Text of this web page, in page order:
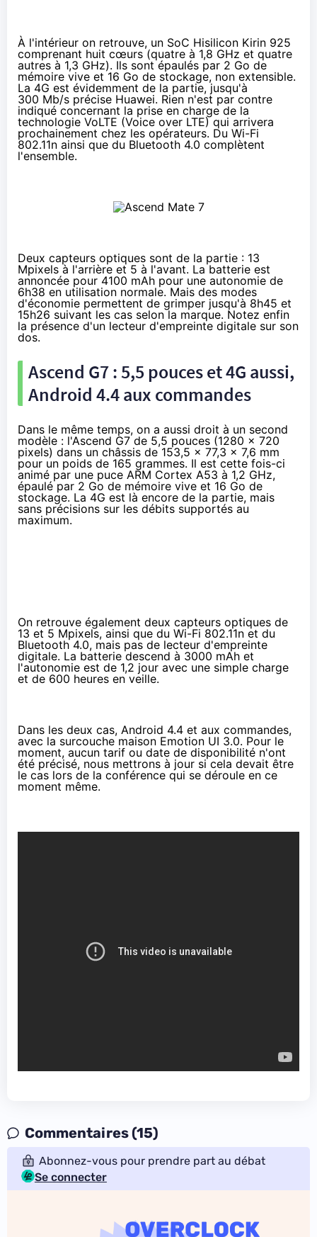
À l'intérieur on retrouve, un SoC Hisilicon Kirin 925
comprenant huit cœurs (quatre à 1,8 GHz et quatre
autres à 1,3 GHz). Ils sont épaulés par 2 Go de
mémoire vive et 16 Go de stockage, non extensible.
La 4G est évidemment de la partie, jusqu'à
300 Mb/s précise Huawei. Rien n'est par contre
indiqué concernant la prise en charge de la
technologie VoLTE (Voice over LTE) qui arrivera
prochainement chez les opérateurs. Du Wi-Fi
802.11n ainsi que du Bluetooth 4.0 complètent
l'ensemble.
Deux capteurs optiques sont de la partie : 13
Mpixels à l'arrière et 5 à l'avant. La batterie est
annoncée pour 4100 mAh pour une autonomie de
6h38 en utilisation normale. Mais des modes
d'économie permettent de grimper jusqu'à 8h45 et
15h26 suivant les cas selon la marque. Notez enfin
la présence d'un lecteur d'empreinte digitale sur son
dos.
Ascend G7 : 5,5 pouces et4G aussi,
Android 4.4 aux commandes
Dans le même temps, on a aussi droit à un second
modèle : l'Ascend G7 de 5,5 pouces (1280 x 720
pixels) dans un châssis de 153,5 x 77,3 x 7,6 mm
pour un poids de 165 grammes. Il est cette fois-ci
animé par une puce ARM Cortex A53 à 1,2 GHz,
épaulé par 2 Go de mémoire vive et 16 Go de
stockage. La 4G est là encore de la partie, mais
sans précisions sur les débits supportés au
maximum.
On retrouve également deux capteurs optiques de
13 et 5 Mpixels, ainsi que du Wi-Fi 802.11n et du
Bluetooth 4.0, mais pas de lecteur d'empreinte
digitale. La batterie descend à 3000 mAh et
l'autonomie est de 1,2 jour avec une simple charge
et de 600 heures en veille.
Dans les deux cas, Android 4.4 et aux commandes,
avec la surcouche maison Emotion UI 3.0. Pour le
moment, aucun tarif ou date de disponibilité n'ont
été précisé, nous mettrons à jour si cela devait être
le cas lors de la conférence qui se déroule en ce
moment même.
Commentaires (15)
Abonnez-vous pour prendre part au débat
Se connecter